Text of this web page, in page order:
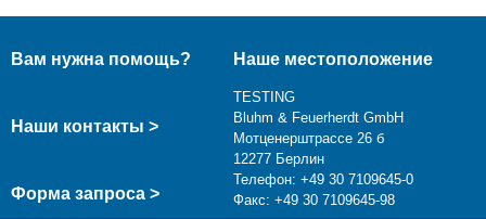
Вам нужна помощь?
Наши контакты >
Форма запроса >
Наше местоположение
TESTING
Bluhm & Feuerherdt GmbH
Мотценерштрассе 26 б
12277 Берлин
Телефон: +49 30 7109645-0
Факс: +49 30 7109645-98